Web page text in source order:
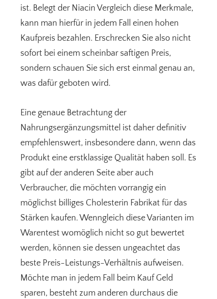
ist. Belegt der Niacin Vergleich diese Merkmale,
kann man hierfür in jedem Fall einen hohen
Kaufpreis bezahlen. Erschrecken Sie also nicht
sofort bei einem scheinbar saftigen Preis,
sondern schauen Sie sich erst einmal genau an,
was dafür geboten wird.
Eine genaue Betrachtung der
Nahrungsergänzungsmittel ist daher definitiv
empfehlenswert, insbesondere dann, wenn das
Produkt eine erstklassige Qualität haben soll. Es
gibt auf der anderen Seite aber auch
Verbraucher, die möchten vorrangig ein
möglichst billiges Cholesterin Fabrikat für das
Stärken kaufen. Wenngleich diese Varianten im
Warentest womöglich nicht so gut bewertet
werden, können sie dessen ungeachtet das
beste Preis-Leistungs-Verhältnis aufweisen.
Möchte man in jedem Fall beim Kauf Geld
sparen, besteht zum anderen durchaus die